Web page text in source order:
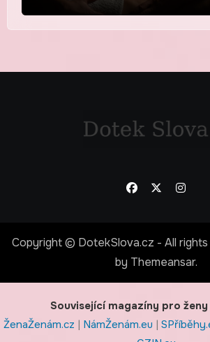
Copyright © DotekSlova.cz - All
by Themeansar.
Související magazíny pro
ŽenaŽenám.cz | NámŽenám.eu |